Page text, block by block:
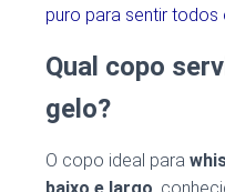
puro para sentir todos
Qual copo
gelo?
O copo ideal para